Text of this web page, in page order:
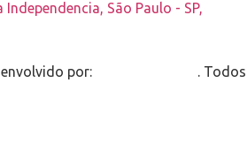
São Paulo - SP,
por:
. Todos